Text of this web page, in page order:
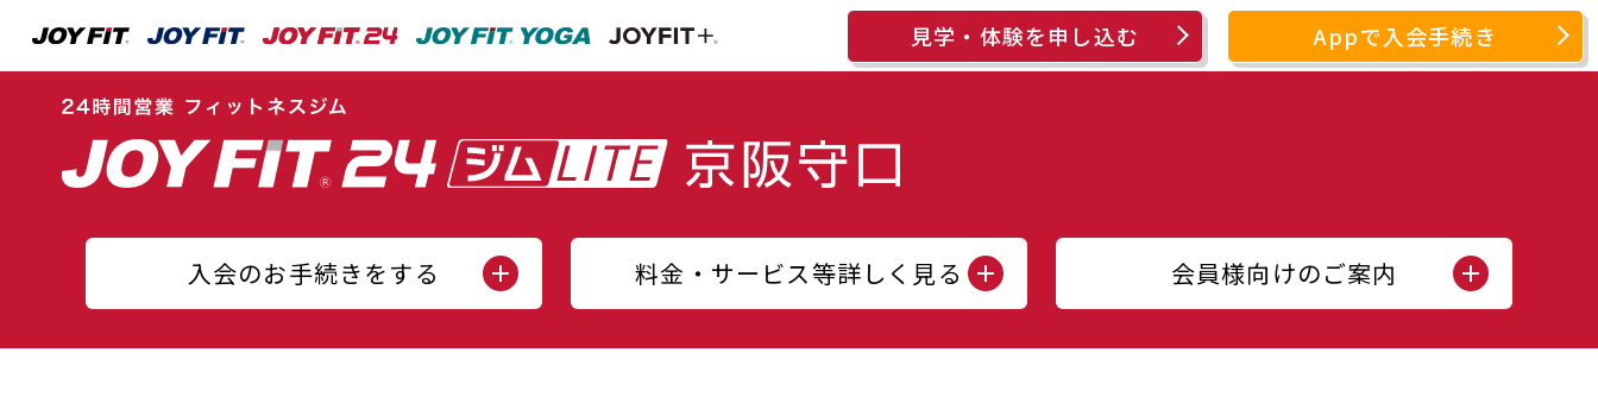
見学・体験を申し込む Appで入会手続き
入会のお手続きをする 料金・サービス等詳しく見る 会員様向けのご案内